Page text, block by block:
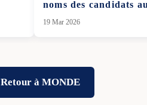
noms des candidats
19 Mar 2026
Retour à MONDE